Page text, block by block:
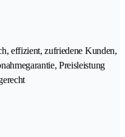
effizient, zufriedene Kunden,
Preisleistung